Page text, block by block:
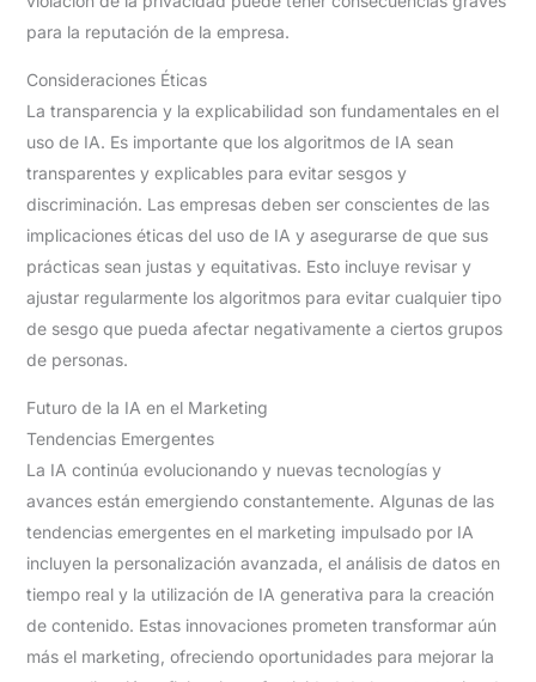
para la reputación de la empresa.
Consideraciones Éticas
La transparencia y la explicabilidad son fundamentales en el
uso de IA. Es importante que los algoritmos de IA sean
transparentes y explicables para evitar sesgos y
discriminación. Las empresas deben ser conscientes de las
implicaciones éticas del uso de IA y asegurarse de que sus
prácticas sean justas y equitativas. Esto incluye revisar y
ajustar regularmente los algoritmos para evitar cualquier tipo
de sesgo que pueda afectar negativamente a ciertos grupos
de personas.
Futuro de la IA en el Marketing
Tendencias Emergentes
La IA continúa evolucionando y nuevas tecnologías y
avances están emergiendo constantemente. Algunas de las
tendencias emergentes en el marketing impulsado por IA
incluyen la personalización avanzada, el análisis de datos en
tiempo real y la utilización de IA generativa para la creación
de contenido. Estas innovaciones prometen transformar aún
más el marketing, ofreciendo oportunidades para mejorar la